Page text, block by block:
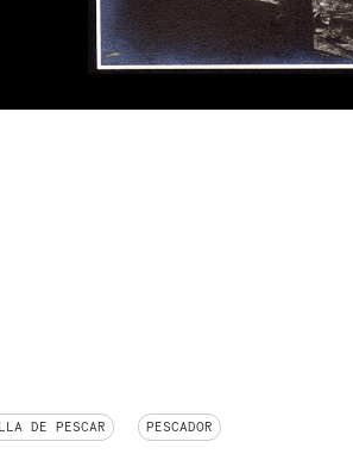
DE PESCAR PESCADOR